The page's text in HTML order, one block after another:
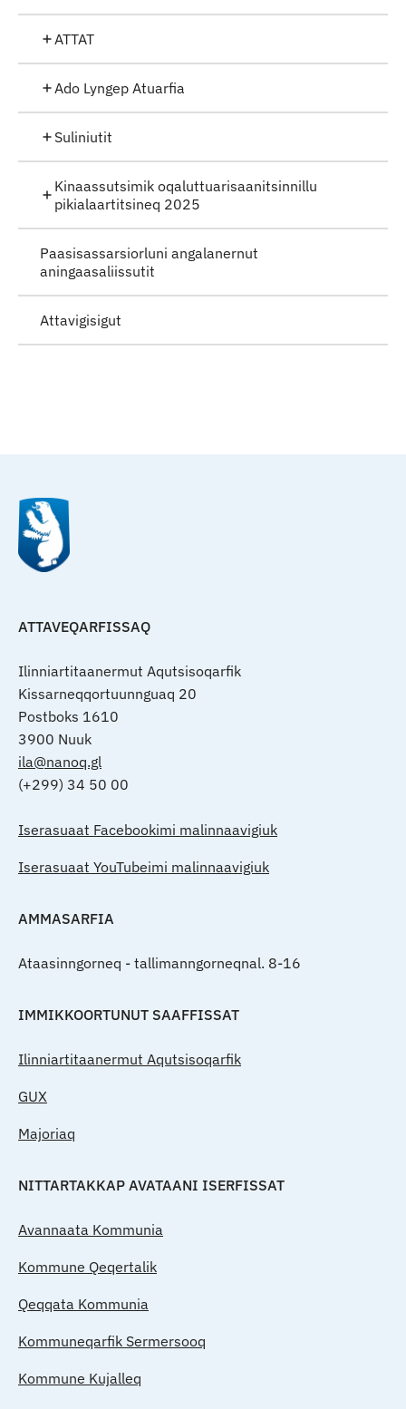
ATTAT
Ado Lyngep Atuarfia
Suliniutit
Kinaassutsimik oqaluttuarisaanitsinnillu
pikialaartitsineq 2025
Paasisassarsiorluni angalanernut
aningaasaliissutit
Attavigisigut
ATTAVEQARFISSAQ
Ilinniartitaanermut Aqutsisoqarfik
Kissarneqqortuunnguaq 20
Postboks 1610
3900 Nuuk
ila@nanoq.gl
(+299) 34 50 00
Iserasuaat Facebookimi malinnaavigiuk
Iserasuaat YouTubeimi malinnaavigiuk
AMMASARFIA
Ataasinngorneq - tallimanngorneqnal. 8-16
IMMIKKOORTUNUT SAAFFISSAT
Ilinniartitaanermut Aqutsisoqarfik
GUX
Majoriaq
NITTARTAKKAP AVATAANI ISERFISSAT
Avannaata Kommunia
Kommune Qeqertalik
Qeqqata Kommunia
Kommuneqarfik Sermersooq
Kommune Kujalleq